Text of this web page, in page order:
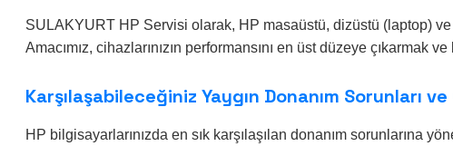
SULAKYURT HP Servisi olarak, HP masaüstü, dizüstü (laptop) ve
Amacımız, cihazlarınızın performansını en üst düzeye çıkarmak
Karşılaşabileceğiniz Yaygın Donanım Sorunları
HP bilgisayarlarınızda en sık karşılaşılan donanım sorunlarına